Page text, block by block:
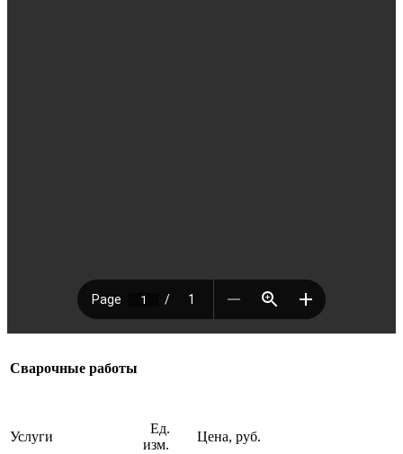
Сварочные работы
Услуги
Ед.
изм.
Цена, руб.